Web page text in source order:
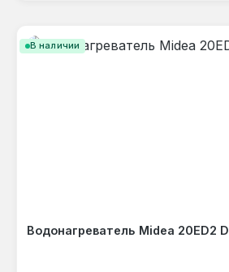
В наличии
Водонагреватель Midea 20ED2 D